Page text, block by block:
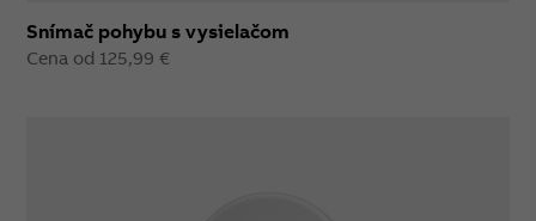
Snímač pohybu s vysielačom
Cena od 125,99 €